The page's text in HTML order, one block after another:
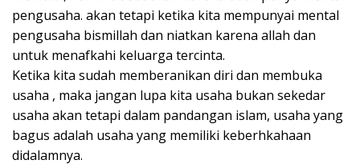
pengusaha. akan tetapi ketika kita mempunyai mental
pengusaha bismillah dan niatkan karena allah dan
untuk menafkahi keluarga tercinta.
Ketika kita sudah memberanikan diri dan membuka
usaha , maka jangan lupa kita usaha bukan sekedar
usaha akan tetapi dalam pandangan islam, usaha yang
bagus adalah usaha yang memiliki keberhkahaan
didalamnya.